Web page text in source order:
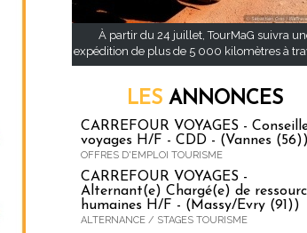
À partir du 24 juillet, TourMaG suivra
expédition de plus de 5 000 kilomètres à
LES ANNONCES
CARREFOUR VOYAGES -
voyages H/F - CDD - (Vannes (56))
OFFRES D'EMPLOI TOURISME
CARREFOUR VOYAGES -
Alternant(e) Chargé(e) de
humaines H/F - (Massy/Evry (91))
ALTERNANCE / STAGES TOURISME